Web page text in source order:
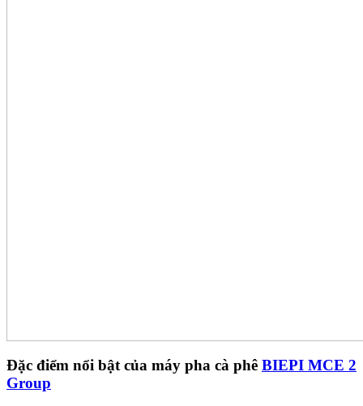
Đặc điểm nổi bật của máy pha cà phê BIEPI MCE 2
Group